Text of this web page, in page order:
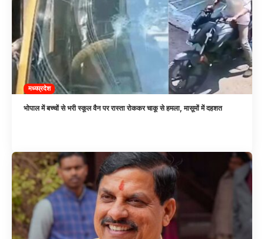
मध्यप्रदेश
भोपाल में बच्चों से भरी स्कूल वैन पर रास्ता रोककर चाकू से हमला, मासूमों में दहशत